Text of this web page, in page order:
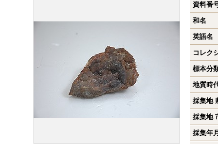
資料番
和名
英語名
コレク
標本分
地質時
採集地
採集地
採集年